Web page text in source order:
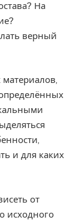
На
верный
и для каких
от
исходного